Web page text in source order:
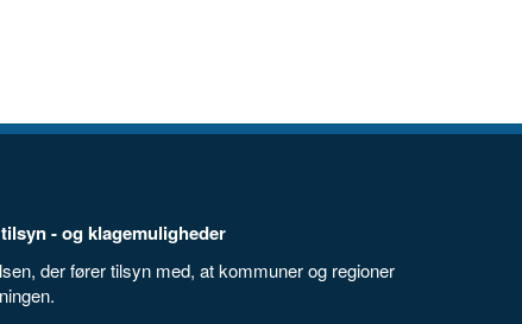
- og klagemuligheder
der fører tilsyn med, at kommuner og regioner